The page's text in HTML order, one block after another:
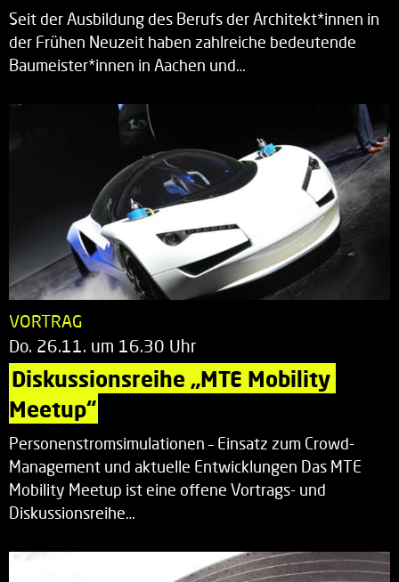
Seit der Ausbildung des Berufs der Architekt*innen in
der Frühen Neuzeit haben zahlreiche bedeutende
Baumeister*innen in Aachen und…
VORTRAG
Do. 26.11. um 16.30 Uhr
Diskussionsreihe „MTE Mobility
Meetup“
Personenstromsimulationen – Einsatz zum Crowd-
Management und aktuelle Entwicklungen Das MTE
Mobility Meetup ist eine offene Vortrags- und
Diskussionsreihe…